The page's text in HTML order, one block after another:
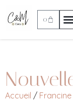
0
Accueil /